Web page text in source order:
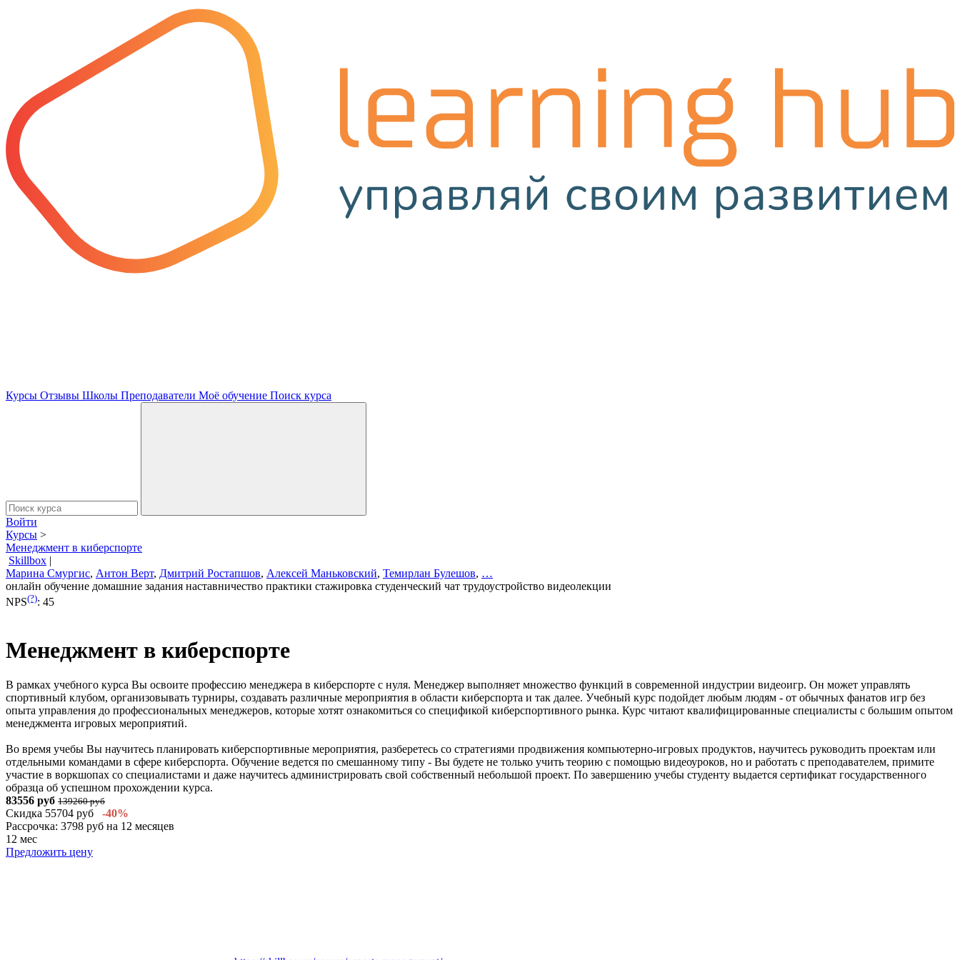
Курсы Отзывы Школы Преподаватели Моё обучение Поиск курса
Войти
Курсы >
Менеджмент в киберспорте
Skillbox |
Марина Смургис, Антон Верт, Дмитрий Ростапшов, Алексей Маньковский, Темирлан Булешов, …
онлайн обучение домашние задания наставничество практики стажировка студенческий чат трудоустройство видеолекции
NPS(?): 45
Менеджмент в киберспорте
В рамках учебного курса Вы освоите профессию менеджера в киберспорте с нуля. Менеджер выполняет множество функций в современной индустрии видеоигр. Он может управлять
спортивный клубом, организовывать турниры, создавать различные мероприятия в области киберспорта и так далее. Учебный курс подойдет любым людям - от обычных фанатов игр без
опыта управления до профессиональных менеджеров, которые хотят ознакомиться со спецификой киберспортивного рынка. Курс читают квалифицированные специалисты с большим опытом
менеджмента игровых мероприятий.
Во время учебы Вы научитесь планировать киберспортивные мероприятия, разберетесь со стратегиями продвижения компьютерно-игровых продуктов, научитесь руководить проектам или
отдельными командами в сфере киберспорта. Обучение ведется по смешанному типу - Вы будете не только учить теорию с помощью видеоуроков, но и работать с преподавателем, примите
участие в воркшопах со специалистами и даже научитесь администрировать свой собственный небольшой проект. По завершению учебы студенту выдается сертификат государственного
образца об успешном прохождении курса.
83556 руб 139260 руб
Скидка 55704 руб -40%
Рассрочка: 3798 руб на 12 месяцев
12 мес
Предложить цену